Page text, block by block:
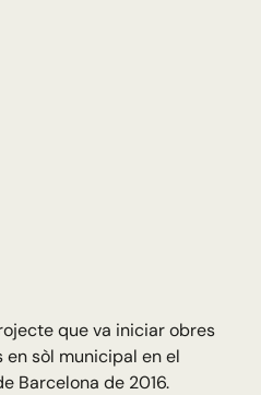
que va iniciar obres
sòl municipal en el
Barcelona de 2016.